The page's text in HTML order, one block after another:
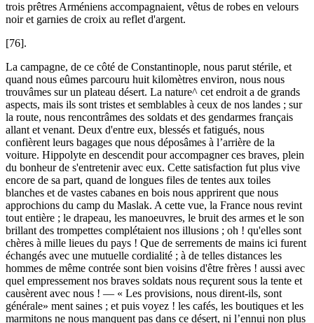
trois prêtres Arméniens accompagnaient, vêtus de robes en velours
noir et garnies de croix au reflet d'argent.
[76].
La campagne, de ce côté de Constantinople, nous parut stérile, et
quand nous eûmes parcouru huit kilomètres environ, nous nous
trouvâmes sur un plateau désert. La nature^ cet endroit a de grands
aspects, mais ils sont tristes et semblables à ceux de nos landes ; sur
la route, nous rencontrâmes des soldats et des gendarmes français
allant et venant. Deux d'entre eux, blessés et fatigués, nous
confièrent leurs bagages que nous déposâmes à l’arrière de la
voiture. Hippolyte en descendit pour accompagner ces braves, plein
du bonheur de s'entretenir avec eux. Cette satisfaction fut plus vive
encore de sa part, quand de longues files de tentes aux toiles
blanches et de vastes cabanes en bois nous apprirent que nous
approchions du camp du Maslak. A cette vue, la France nous revint
tout entière ; le drapeau, les manoeuvres, le bruit des armes et le son
brillant des trompettes complétaient nos illusions ; oh ! qu'elles sont
chères à mille lieues du pays ! Que de serrements de mains ici furent
échangés avec une mutuelle cordialité ; à de telles distances les
hommes de même contrée sont bien voisins d'être frères ! aussi avec
quel empressement nos braves soldats nous reçurent sous la tente et
causèrent avec nous ! — « Les provisions, nous dirent-ils, sont
générale» ment saines ; et puis voyez ! les cafés, les boutiques et les
marmitons ne nous manquent pas dans ce désert, ni l’ennui non plus